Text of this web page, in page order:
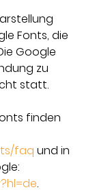
Fonts, die
Google
zu
statt.
finden
faq und in
.